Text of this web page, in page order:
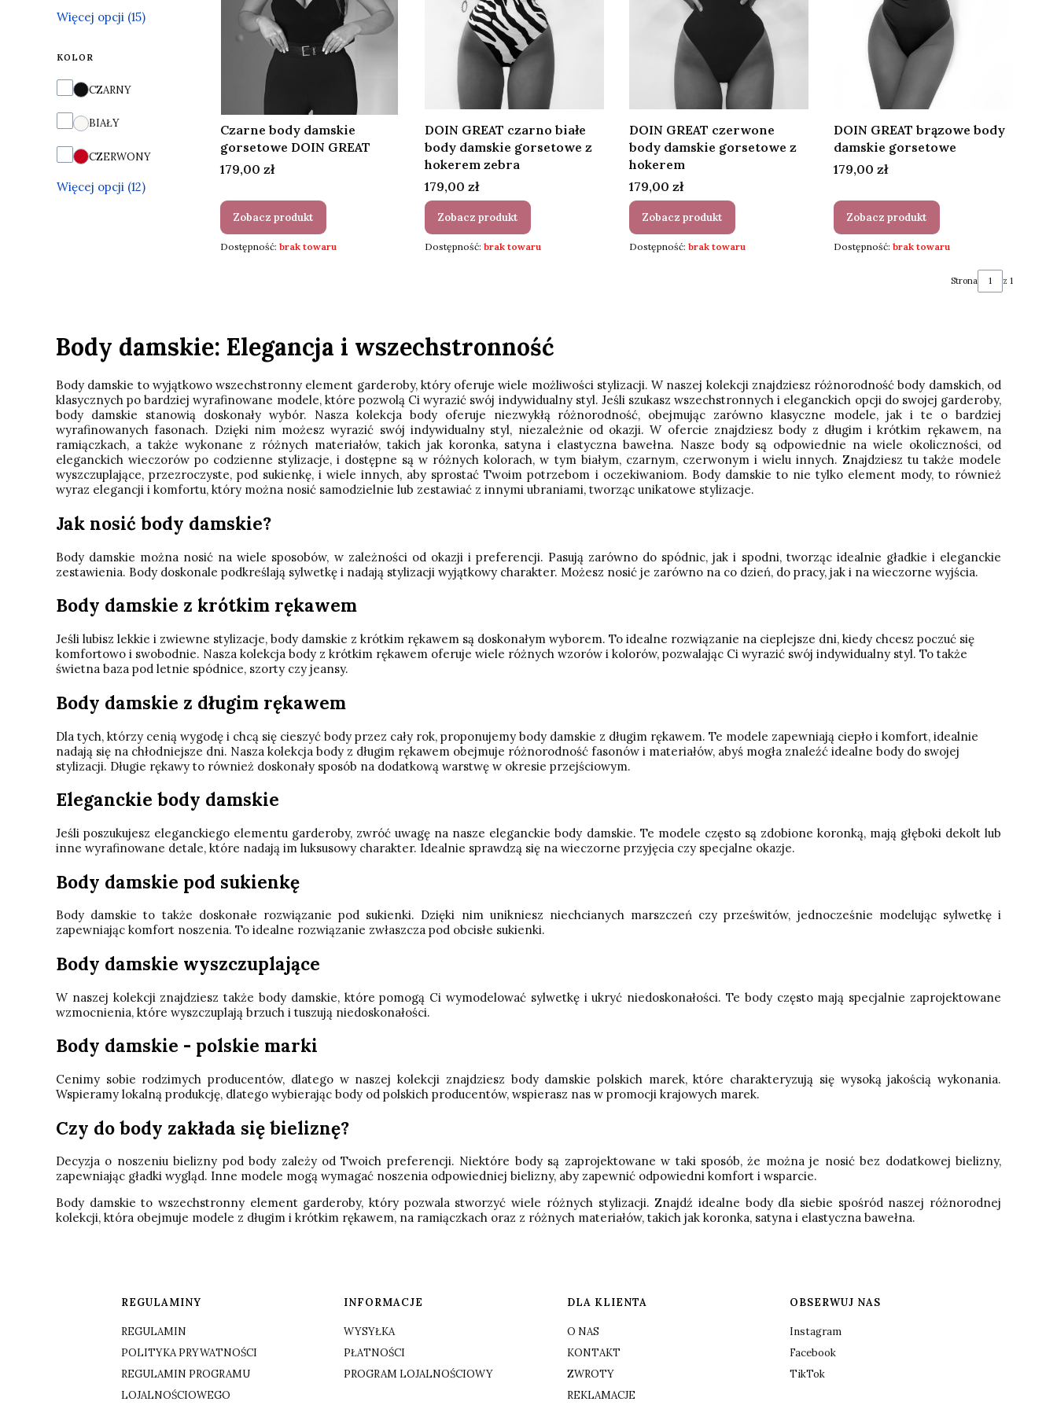
Więcej opcji (15)
KOLOR
KolorCZARNY
BIAŁY
CZERWONY
Więcej opcji (12)
Czarne body damskie
gorsetowe DOIN GREAT
Cena
179,00 zł
Zobacz produkt
Dostępność: brak towaru
DOIN GREAT czarno białe
body damskie gorsetowe z
hokerem zebra
Cena
179,00 zł
Zobacz produkt
Dostępność: brak towaru
DOIN GREAT czerwone
body damskie gorsetowe z
hokerem
Cena
179,00 zł
Zobacz produkt
Dostępność: brak towaru
DOIN GREAT brązowe body
damskie gorsetowe
Cena
179,00 zł
Zobacz produkt
Dostępność: brak towaru
Strona z 1
Body damskie: Elegancja i wszechstronność
Body damskie to wyjątkowo wszechstronny element garderoby, który oferuje wiele możliwości stylizacji. W naszej kolekcji znajdziesz różnorodność body damskich, od
klasycznych po bardziej wyrafinowane modele, które pozwolą Ci wyrazić swój indywidualny styl. Jeśli szukasz wszechstronnych i eleganckich opcji do swojej garderoby,
body damskie stanowią doskonały wybór. Nasza kolekcja body oferuje niezwykłą różnorodność, obejmując zarówno klasyczne modele, jak i te o bardziej
wyrafinowanych fasonach. Dzięki nim możesz wyrazić swój indywidualny styl, niezależnie od okazji. W ofercie znajdziesz body z długim i krótkim rękawem, na
ramiączkach, a także wykonane z różnych materiałów, takich jak koronka, satyna i elastyczna bawełna. Nasze body są odpowiednie na wiele okoliczności, od
eleganckich wieczorów po codzienne stylizacje, i dostępne są w różnych kolorach, w tym białym, czarnym, czerwonym i wielu innych. Znajdziesz tu także modele
wyszczuplające, przezroczyste, pod sukienkę, i wiele innych, aby sprostać Twoim potrzebom i oczekiwaniom. Body damskie to nie tylko element mody, to również
wyraz elegancji i komfortu, który można nosić samodzielnie lub zestawiać z innymi ubraniami, tworząc unikatowe stylizacje.
Jak nosić body damskie?
Body damskie można nosić na wiele sposobów, w zależności od okazji i preferencji. Pasują zarówno do spódnic, jak i spodni, tworząc idealnie gładkie i eleganckie
zestawienia. Body doskonale podkreślają sylwetkę i nadają stylizacji wyjątkowy charakter. Możesz nosić je zarówno na co dzień, do pracy, jak i na wieczorne wyjścia.
Body damskie z krótkim rękawem
Jeśli lubisz lekkie i zwiewne stylizacje, body damskie z krótkim rękawem są doskonałym wyborem. To idealne rozwiązanie na cieplejsze dni, kiedy chcesz poczuć się
komfortowo i swobodnie. Nasza kolekcja body z krótkim rękawem oferuje wiele różnych wzorów i kolorów, pozwalając Ci wyrazić swój indywidualny styl. To także
świetna baza pod letnie spódnice, szorty czy jeansy.
Body damskie z długim rękawem
Dla tych, którzy cenią wygodę i chcą się cieszyć body przez cały rok, proponujemy body damskie z długim rękawem. Te modele zapewniają ciepło i komfort, idealnie
nadają się na chłodniejsze dni. Nasza kolekcja body z długim rękawem obejmuje różnorodność fasonów i materiałów, abyś mogła znaleźć idealne body do swojej
stylizacji. Długie rękawy to również doskonały sposób na dodatkową warstwę w okresie przejściowym.
Eleganckie body damskie
Jeśli poszukujesz eleganckiego elementu garderoby, zwróć uwagę na nasze eleganckie body damskie. Te modele często są zdobione koronką, mają głęboki dekolt lub
inne wyrafinowane detale, które nadają im luksusowy charakter. Idealnie sprawdzą się na wieczorne przyjęcia czy specjalne okazje.
Body damskie pod sukienkę
Body damskie to także doskonałe rozwiązanie pod sukienki. Dzięki nim unikniesz niechcianych marszczeń czy prześwitów, jednocześnie modelując sylwetkę i
zapewniając komfort noszenia. To idealne rozwiązanie zwłaszcza pod obcisłe sukienki.
Body damskie wyszczuplające
W naszej kolekcji znajdziesz także body damskie, które pomogą Ci wymodelować sylwetkę i ukryć niedoskonałości. Te body często mają specjalnie zaprojektowane
wzmocnienia, które wyszczuplają brzuch i tuszują niedoskonałości.
Body damskie - polskie marki
Cenimy sobie rodzimych producentów, dlatego w naszej kolekcji znajdziesz body damskie polskich marek, które charakteryzują się wysoką jakością wykonania.
Wspieramy lokalną produkcję, dlatego wybierając body od polskich producentów, wspierasz nas w promocji krajowych marek.
Czy do body zakłada się bieliznę?
Decyzja o noszeniu bielizny pod body zależy od Twoich preferencji. Niektóre body są zaprojektowane w taki sposób, że można je nosić bez dodatkowej bielizny,
zapewniając gładki wygląd. Inne modele mogą wymagać noszenia odpowiedniej bielizny, aby zapewnić odpowiedni komfort i wsparcie.
Body damskie to wszechstronny element garderoby, który pozwala stworzyć wiele różnych stylizacji. Znajdź idealne body dla siebie spośród naszej różnorodnej
kolekcji, która obejmuje modele z długim i krótkim rękawem, na ramiączkach oraz z różnych materiałów, takich jak koronka, satyna i elastyczna bawełna.
Linki w stopce
REGULAMINY
REGULAMIN
POLITYKA PRYWATNOŚCI
REGULAMIN PROGRAMU
LOJALNOŚCIOWEGO
INFORMACJE
WYSYŁKA
PŁATNOŚCI
PROGRAM LOJALNOŚCIOWY
DLA KLIENTA
O NAS
KONTAKT
ZWROTY
REKLAMACJE
OBSERWUJ NAS
Instagram
Facebook
TikTok